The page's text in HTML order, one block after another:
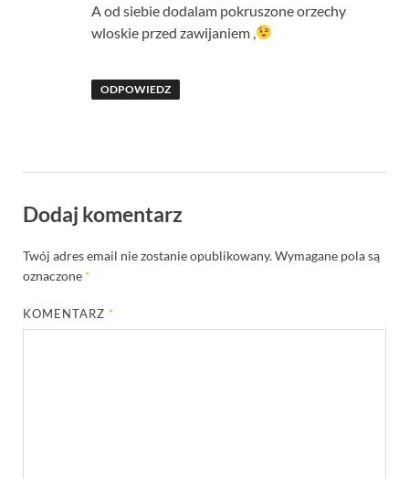
A od siebie dodalam pokruszone orzechy
wloskie przed zawijaniem ,
ODPOWIEDZ
Dodaj komentarz
Twój adres email nie zostanie opublikowany.Wymagane pola są
oznaczone *
KOMENTARZ*